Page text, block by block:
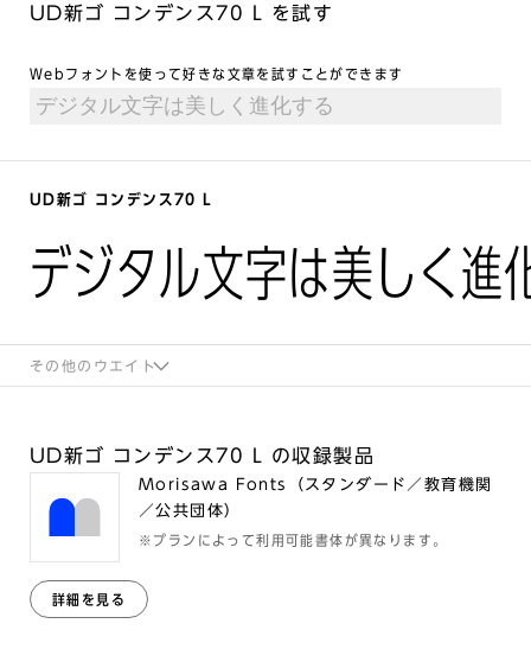
UD新ゴ コンデンス70 L を試す
Webフォントを使って好きな文章を試すことができます
UD新ゴ コンデンス70 L
デジタル文字は美しく進
その他のウエイト
UD新ゴ コンデンス70 L の収録製品
Morisawa Fonts（スタンダード／教育機関
／公共団体）
※プランによって利用可能書体が異なります。
詳細を見る